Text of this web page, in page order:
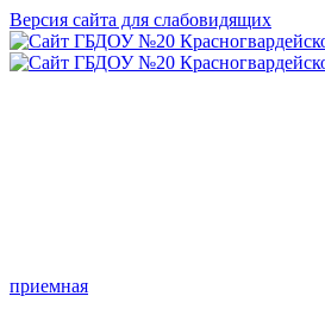
Версия сайта для слабовидящих
приемная